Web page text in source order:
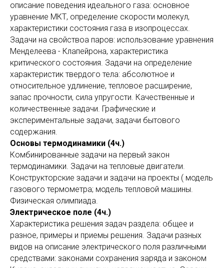
описание поведения идеального газа: основное
уравнение МКТ, определение скорости молекул,
характеристики состояния газа в изопроцессах.
Задачи на свойствоа паров: использование уравнения
Менделеева - Клапейрона, характеристика
критического состояния. Задачи на определение
характеристик твердого тела: абсолютное и
относительное удлинение, тепловое расширение,
запас прочности, сила упругости. Качественные и
количественные задачи. Графические и
экспериментальные задачи, задачи бытового
содержания.
Основы термодинамики (4ч.)
Комбинированные задачи на первый закон
термодинамики. Задачи на тепловые двигатели.
Конструкторские задачи и задачи на проекты ( модель
газового термометра; модель тепловой машины.
Физическая олимпиада.
Электрическое поле (4ч.)
Характеристика решения задач раздела: общее и
разное, примеры и приемы решения. Задачи разных
видов на описание электрического поля различными
средствами: законами сохранения заряда и законом